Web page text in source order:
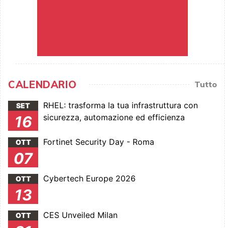
CALENDARIO Tutto
SET
16
RHEL: trasforma la tua infrastruttura con
sicurezza, automazione ed efficienza
OTT
07
Fortinet Security Day - Roma
OTT
13
Cybertech Europe 2026
OTT CES Unveiled Milan